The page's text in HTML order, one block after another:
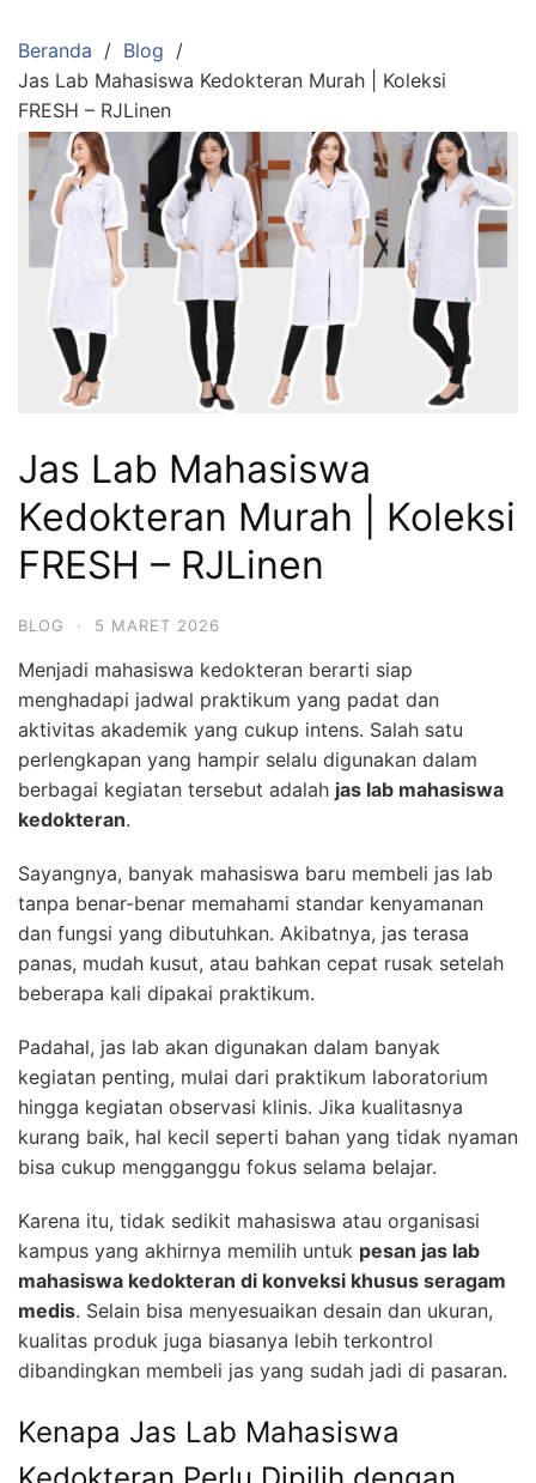
ke
konten
Beranda
Blog
Jas Lab Mahasiswa Kedokteran Murah | Koleksi
FRESH – RJLinen
Jas Lab Mahasiswa
Kedokteran Murah | Koleksi
FRESH – RJLinen
BLOG · 5 MARET 2026
Menjadi mahasiswa kedokteran berarti siap
menghadapi jadwal praktikum yang padat dan
aktivitas akademik yang cukup intens. Salah satu
perlengkapan yang hampir selalu digunakan dalam
berbagai kegiatan tersebut adalah jas lab mahasiswa
kedokteran.
Sayangnya, banyak mahasiswa baru membeli jas lab
tanpa benar-benar memahami standar kenyamanan
dan fungsi yang dibutuhkan. Akibatnya, jas terasa
panas, mudah kusut, atau bahkan cepat rusak setelah
beberapa kali dipakai praktikum.
Padahal, jas lab akan digunakan dalam banyak
kegiatan penting, mulai dari praktikum laboratorium
hingga kegiatan observasi klinis. Jika kualitasnya
kurang baik, hal kecil seperti bahan yang tidak nyaman
bisa cukup mengganggu fokus selama belajar.
Karena itu, tidak sedikit mahasiswa atau organisasi
kampus yang akhirnya memilih untuk pesan jas lab
mahasiswa kedokteran di konveksi khusus seragam
medis. Selain bisa menyesuaikan desain dan ukuran,
kualitas produk juga biasanya lebih terkontrol
dibandingkan membeli jas yang sudah jadi di pasaran.
Kenapa Jas Lab Mahasiswa